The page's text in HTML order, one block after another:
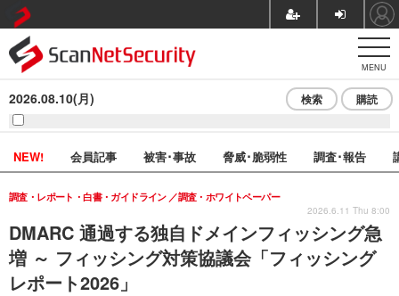
MENU
2026.08.10(月) 検索 購読
NEW! 会員記事 被害･事故 脅威･脆弱性 調査･報告
DMARC 通過する独自ドメインフィッシング急
増 ～ フィッシング対策協議会「フィッシング
レポート2026」
調査・レポート・白書・ガイドライン 調査・ホワイトペーパー
2026.6.11 Thu 8:00